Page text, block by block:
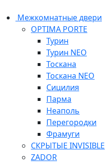
Межкомнатные двери
OPTIMA PORTE
Турин
Турин NEO
Тоскана
Тоскана NEO
Сицилия
Парма
Неаполь
Перегородки
Фрамуги
СКРЫТЫЕ INVISIBLE
ZADOR